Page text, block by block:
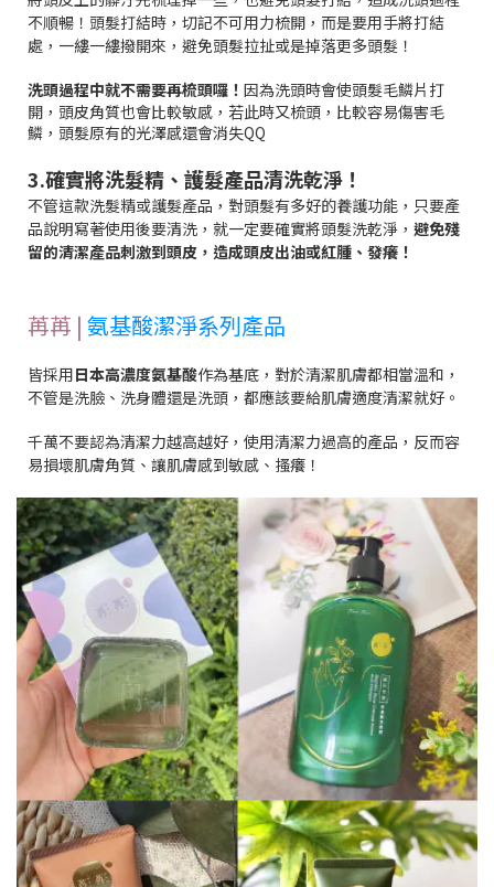
不順暢！頭髮打結時，切記不可用力梳開，而是要用手將打結
處，一縷一縷撥開來，避免頭髮拉扯或是掉落更多頭髮！
洗頭過程中就不需要再梳頭囉！ 因為洗頭時會使頭髮毛鱗片打
開，頭皮角質也會比較敏感，若此時又梳頭，比較容易傷害毛
鱗，頭髮原有的光澤感還會消失QQ
3.確實將洗髮精、護髮產品清洗乾淨！
不管這款洗髮精或護髮產品，對頭髮有多好的養護功能，只要產
品說明寫著使用後要清洗，就一定要確實將頭髮洗乾淨， 避免殘
留的清潔產品刺激到頭皮，造成頭皮出油或紅腫、發癢！
苒苒 | 氨基酸潔淨系列產品
皆採用日本高濃度氨基酸作為基底，對於清潔肌膚都相當溫和，
不管是洗臉、洗身體還是洗頭，都應該要給肌膚適度清潔就好。
千萬不要認為清潔力越高越好，使用清潔力過高的產品，反而容
易損壞肌膚角質、讓肌膚感到敏感、搔癢！